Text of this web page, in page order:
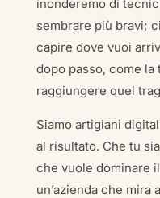
inonderemo di
sembrare più bravi;
capire dove vuoi
dopo passo, come
raggiungere quel
Siamo artigiani
al risultato. Che tu
che vuole dominare
un’azienda che mira